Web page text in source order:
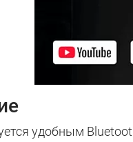
удобным